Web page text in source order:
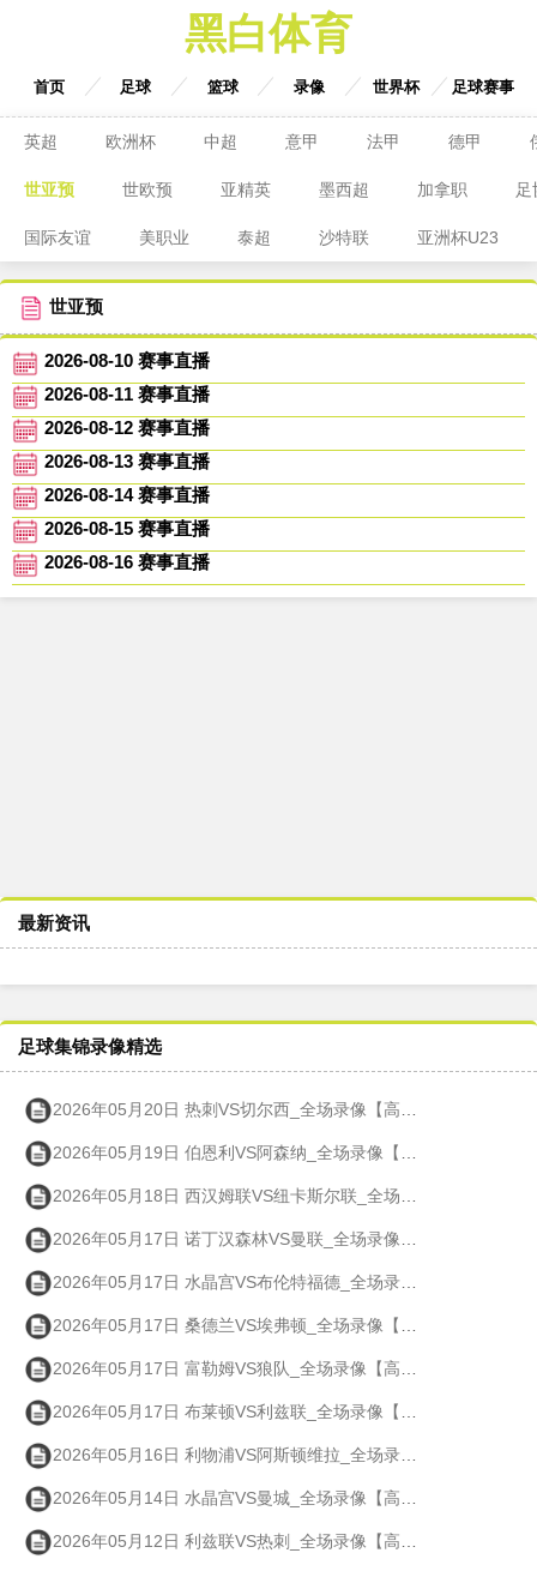
黑白体育
首页 足球 篮球 录像 世界杯 足球赛事
英超 欧洲杯 中超 意甲 法甲 德甲
世亚预 世欧预 亚精英 墨西超 加拿职 足
国际友谊 美职业 泰超 沙特联 亚洲杯U23
世亚预
2026-08-10 赛事直播
2026-08-11 赛事直播
2026-08-12 赛事直播
2026-08-13 赛事直播
2026-08-14 赛事直播
2026-08-15 赛事直播
2026-08-16 赛事直播
最新资讯
足球集锦录像精选
2026年05月20日 热刺VS切尔西_全场录像【高清回放】
2026年05月19日 伯恩利VS阿森纳_全场录像【高清回放】
2026年05月18日 西汉姆联VS纽卡斯尔联_全场录像【高清回放】
2026年05月17日 诺丁汉森林VS曼联_全场录像【高清回放】
2026年05月17日 水晶宫VS布伦特福德_全场录像【高清回放】
2026年05月17日 桑德兰VS埃弗顿_全场录像【高清回放】
2026年05月17日 富勒姆VS狼队_全场录像【高清回放】
2026年05月17日 布莱顿VS利兹联_全场录像【高清回放】
2026年05月16日 利物浦VS阿斯顿维拉_全场录像【高清回放】
2026年05月14日 水晶宫VS曼城_全场录像【高清回放】
2026年05月12日 利兹联VS热刺_全场录像【高清回放】